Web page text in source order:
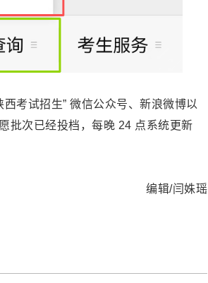
考试招生” 微信公众号、新浪微博以
批次已经投档，每晚 24 点系统更新
编辑/闫姝瑶